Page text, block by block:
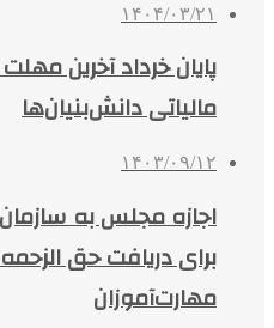
۱۴۰۴/۰۳/۲۱
پایان خرداد آخرین
مالیاتی دانش‌بنیان‌ها
۱۴۰۳/۰۹/۱۲
اجازه مجلس به
برای دریافت حق
مهارت‌آموزان